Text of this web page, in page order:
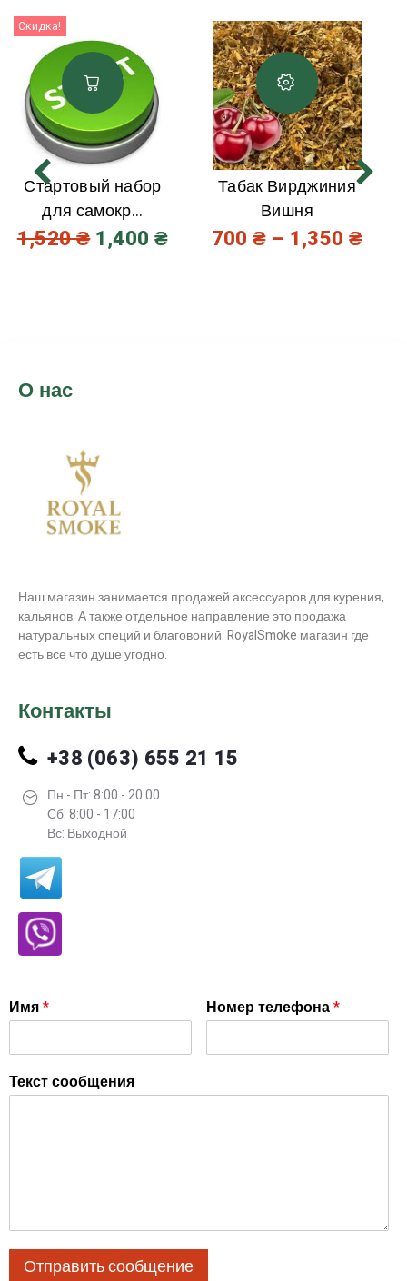
Скидка!
Стартовый набор
для самокр...
1,520₴ 1,400 ₴
Табак Вирджиния
Вишня
700₴ – 1,350 ₴
О нас
Наш магазин занимается продажей аксессуаров для курения,
кальянов. А также отдельное направление это продажа
натуральных специй и благовоний. RoyalSmoke магазин где
есть все что душе угодно.
Контакты
+38 (063) 655 21 15
Пн - Пт: 8:00 - 20:00
Сб: 8:00 - 17:00
Вс: Выходной
Имя* Номер телефона*
Текст сообщения
Отправить сообщение